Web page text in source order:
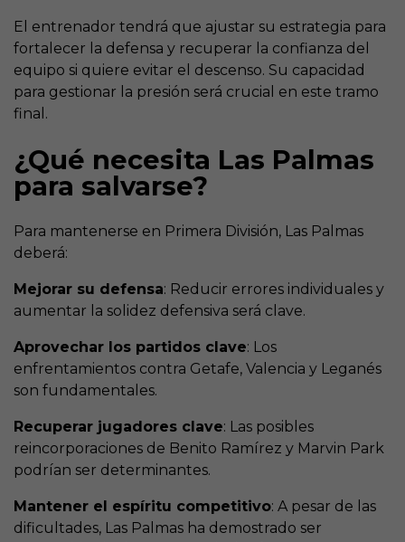
El entrenador tendrá que ajustar su estrategia para
fortalecer la defensa y recuperar la confianza del
equipo si quiere evitar el descenso. Su capacidad
para gestionar la presión será crucial en este tramo
final.
¿Qué necesita Las Palmas
para salvarse?
Para mantenerse en Primera División, Las Palmas
deberá:
Mejorar su defensa: Reducir errores individuales y
aumentar la solidez defensiva será clave.
Aprovechar los partidos clave: Los
enfrentamientos contra Getafe, Valencia y Leganés
son fundamentales.
Recuperar jugadores clave: Las posibles
reincorporaciones de Benito Ramírez y Marvin Park
podrían ser determinantes.
Mantener el espíritu competitivo: A pesar de las
dificultades, Las Palmas ha demostrado ser